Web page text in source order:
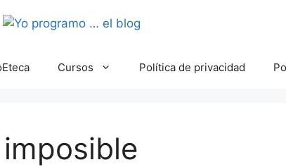
Cursos Política de privacidad